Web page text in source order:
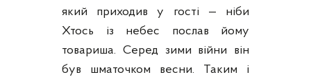
який приходив у гості — ніби
Хтось із небес послав йому
товариша. Серед зими війни він
був шматочком весни. Таким і